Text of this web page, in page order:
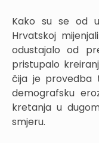
Kako su se od
Hrvatskoj
odustajalo od
pristupalo
čija je provedba
demografsku
kretanja u
smjeru.